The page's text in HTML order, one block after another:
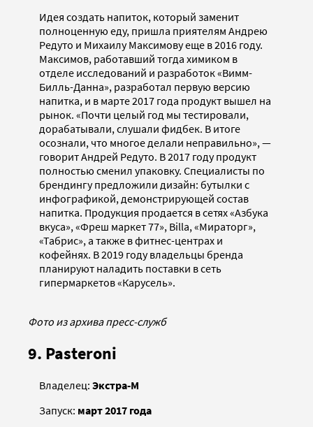
Идея создать напиток, который заменит
полноценную еду, пришла приятелям Андрею
Редуто и Михаилу Максимову еще в 2016 году.
Максимов, работавший тогда химиком в
отделе исследований и разработок «Вимм-
Билль-Данна», разработал первую версию
напитка, и в марте 2017 года продукт вышел на
рынок. «Почти целый год мы тестировали,
дорабатывали, слушали фидбек. В итоге
осознали, что многое делали неправильно», —
говорит Андрей Редуто. В 2017 году продукт
полностью сменил упаковку. Специалисты по
брендингу предложили дизайн: бутылки с
инфографикой, демонстрирующей состав
напитка. Продукция продается в сетях «Азбука
вкуса», «Фреш маркет 77», Billa, «Мираторг»,
«Табрис», а также в фитнес-центрах и
кофейнях. В 2019 году владельцы бренда
планируют наладить поставки в сеть
гипермаркетов «Карусель».
Фото из архива пресс-служб
9. Pasteroni
Владелец: Экстра-М
Запуск: март 2017 года